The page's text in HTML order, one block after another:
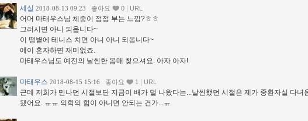
세실 2018-08-13 09:23 좋아요 0 URL
어머 마태우스님 체중이 점점 부는 느낌?ㅎㅎ
그러시면 아니 되옵니다~
이 땡볕에 테니스 치면 아니 아니 되옵니다~
에이 혼자하면 재미없죠.
마태우스님도 예전의 날씬한 몸매 찾으셔요. 아자 아자!
마태우스 2018-08-15 15:16 좋아요 1 URL
근데 저희가 만나던 시절보단 지금이 배가 덜 나왔다는...날씬했던 시절은 제가 중환자실 다녀
됐어요. ㅠㅠ 의학의 힘이 아니면 안되는 건가...ㅠ